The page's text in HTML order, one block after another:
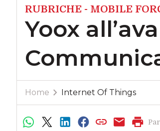
RUBRICHE - MOBILE
Yoox
Home Internet Of Things